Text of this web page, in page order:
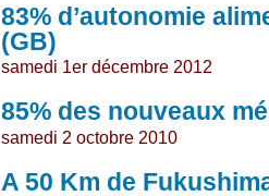
83% d’autonomie
(GB)
samedi 1er décembre 2012
85% des nouveaux
samedi 2 octobre 2010
A 50 Km de